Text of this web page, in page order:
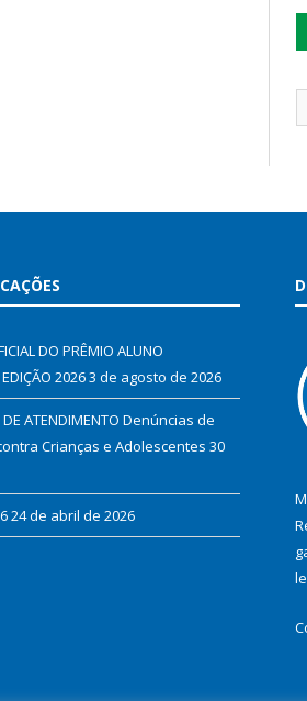
DO PRÊMIO ALUNO
20263 de agosto de 2026
DE ATENDIMENTO Denúncias de
Crianças e Adolescentes 30
24 de abril de 2026